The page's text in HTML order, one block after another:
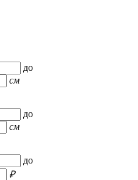
до
см
до
см
до
₽